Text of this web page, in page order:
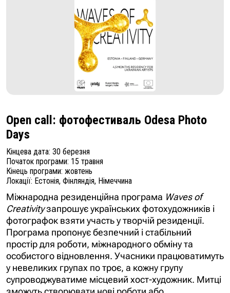
Open call: фотофестиваль Odesa Photo
Days
Кінцева дата: 30 березня
Початок програми: 15 травня
Кінець програми: жовтень
Локації: Естонія, Фінляндія, Німеччина
Міжнародна резиденційна програма Waves of
Creativityзапрошує українських фотохудожників і
фотографок взяти участь у творчій резиденції.
Програма пропонує безпечний і стабільний
простір для роботи, міжнародного обміну та
особистого відновлення. Учасники працюватимуть
у невеликих групах по троє, а кожну групу
супроводжуватиме місцевий хост-художник. Митці